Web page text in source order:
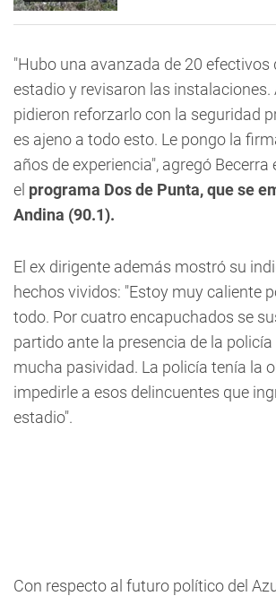
"Hubo una avanzada de 20 efectivos
estadio y revisaron las instalaciones.
pidieron reforzarlo con la seguridad
es ajeno a todo esto. Le pongo la
años de experiencia", agregó Becerra
el programa Dos de Punta, que se
Andina (90.1).
El ex dirigente además mostró su
hechos vividos: "Estoy muy caliente
todo. Por cuatro encapuchados se
partido ante la presencia de la policía
mucha pasividad. La policía tenía la
impedirle a esos delincuentes que
estadio".
Con respecto al futuro político del